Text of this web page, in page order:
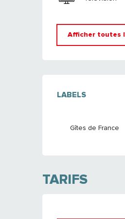
Afficher toutes
LABELS
LABELS
Gîtes de France
TARIFS